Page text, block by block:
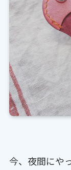
今、夜間にや